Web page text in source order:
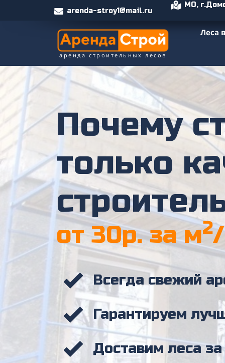
arenda-stroy1@mail.ru
МО,
аренда строительных лесов
Леса
Почему
только
от 30р. за м2
Всегда свежий
Гарантируем
Доставим леса